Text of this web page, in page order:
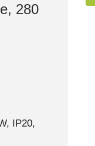
280
IP20,